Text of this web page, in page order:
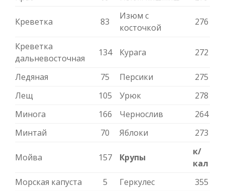
Креветка 83
Изюм с
косточкой
276
Креветка
дальневосточная
134 Курага 272
Ледяная 75 Персики
275
Лещ
105 Урюк
278
Минога
166 Чернослив
264
Минтай
70 Яблоки 273
Мойва 157 Крупы
к/
кал
Морская капуста
5 Геркулес 355